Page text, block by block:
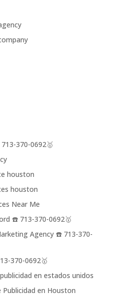
370-0692🥇
houston
houston
Near Me
☎️ 713-370-0692🥇
Agency ☎️ 713-370-
370-0692🥇
en estados unidos
en Houston